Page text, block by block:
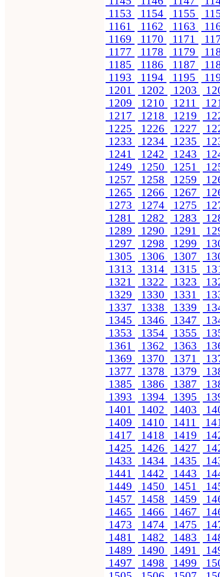
1153
1154 1155
1161
1162 1163
1169
1170 1171
1177
1178 1179
1185
1186 1187
1193
1194 1195
1201
1202 1203
1209
1210 1211
1217
1218 1219
1225
1226 1227
1233
1234 1235
1241
1242 1243
1249
1250 1251
1257
1258 1259
1265
1266 1267
1273
1274 1275
1281
1282 1283
1289
1290 1291
1297
1298 1299
1305
1306 1307
1313
1314 1315
1321
1322 1323
1329
1330 1331
1337
1338 1339
1345
1346 1347
1353
1354 1355
1361
1362 1363
1369
1370 1371
1377
1378 1379
1385
1386 1387
1393
1394 1395
1401
1402 1403
1409
1410 1411
1417
1418 1419
1425
1426 1427
1433
1434 1435
1441
1442 1443
1449
1450 1451
1457
1458 1459
1465
1466 1467
1473
1474 1475
1481
1482 1483
1489
1490 1491
1497
1498 1499